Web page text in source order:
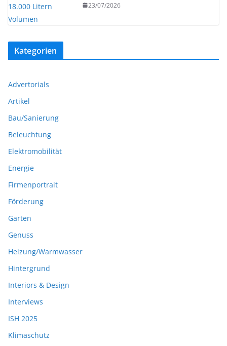
23/07/2026
Kategorien
Advertorials
Artikel
Bau/Sanierung
Beleuchtung
Elektromobilität
Energie
Firmenportrait
Förderung
Garten
Genuss
Heizung/Warmwasser
Hintergrund
Interiors & Design
Interviews
ISH 2025
Klimaschutz